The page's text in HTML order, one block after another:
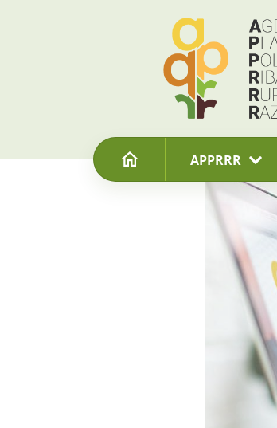
APPRRR